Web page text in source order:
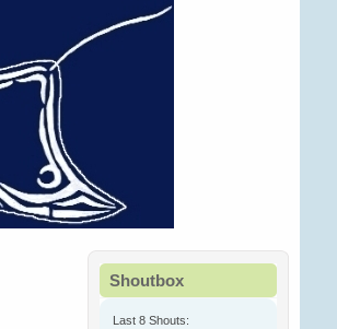
Shoutbox
Last 8 Shouts: